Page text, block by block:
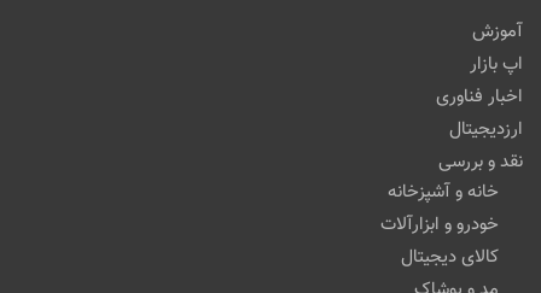
آموزش
اپ بازار
اخبار فناوری
ارزدیجیتال
نقد و بررسی
خانه و آشپزخانه
خودرو و ابزارآلات
کالای دیجیتال